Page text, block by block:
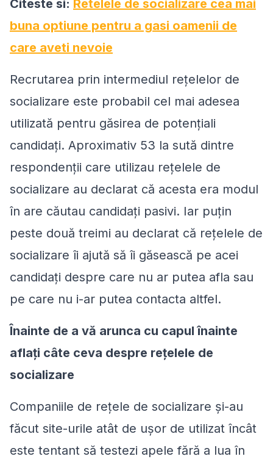
Citeste si: Retelele de socializare cea mai
buna optiune pentru a gasi oamenii de
care aveti nevoie
Recrutarea prin intermediul reţelelor de
socializare este probabil cel mai adesea
utilizată pentru găsirea de potenţiali
candidaţi. Aproximativ 53 la sută dintre
respondenţii care utilizau reţelele de
socializare au declarat că acesta era modul
în are căutau candidaţi pasivi. Iar puţin
peste două treimi au declarat că reţelele de
socializare îi ajută să îi găsească pe acei
candidaţi despre care nu ar putea afla sau
pe care nu i-ar putea contacta altfel.
Înainte de a vă arunca cu capul înainte
aflaţi câte ceva despre reţelele de
socializare
Companiile de reţele de socializare şi-au
făcut site-urile atât de uşor de utilizat încât
este tentant să testezi apele fără a lua în